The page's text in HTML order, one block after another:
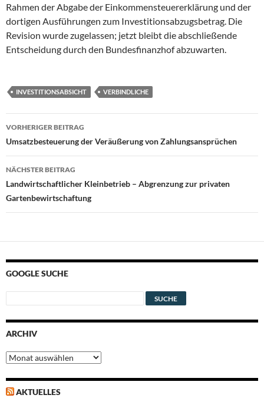
Rahmen der Abgabe der Einkommensteuererklärung und der
dortigen Ausführungen zum Investitionsabzugsbetrag. Die
Revision wurde zugelassen; jetzt bleibt die abschließende
Entscheidung durch den Bundesfinanzhof abzuwarten.
INVESTITIONSABSICHT VERBINDLICHE
Beitragsnavigation
VORHERIGER BEITRAG
Umsatzbesteuerung der Veräußerung von Zahlungsansprüchen
NÄCHSTER BEITRAG
Landwirtschaftlicher Kleinbetrieb – Abgrenzung zur privaten
Gartenbewirtschaftung
GOOGLE SUCHE
ARCHIV
Archiv
AKTUELLES